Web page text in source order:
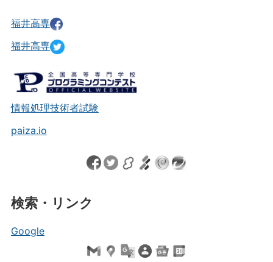
福井高専
福井高専
情報処理技術者試験
paiza.io
検索・リンク
Google